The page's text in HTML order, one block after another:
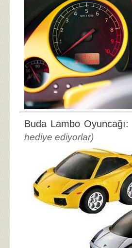
Buda Lambo Oyuncağı:
hediye ediyorlar)